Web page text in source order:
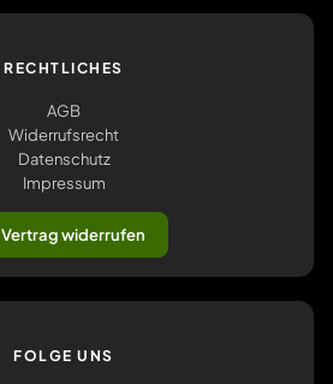
RECHTLICHES
AGB
Widerrufsrecht
Datenschutz
Impressum
Vertrag widerrufen
FOLGE UNS